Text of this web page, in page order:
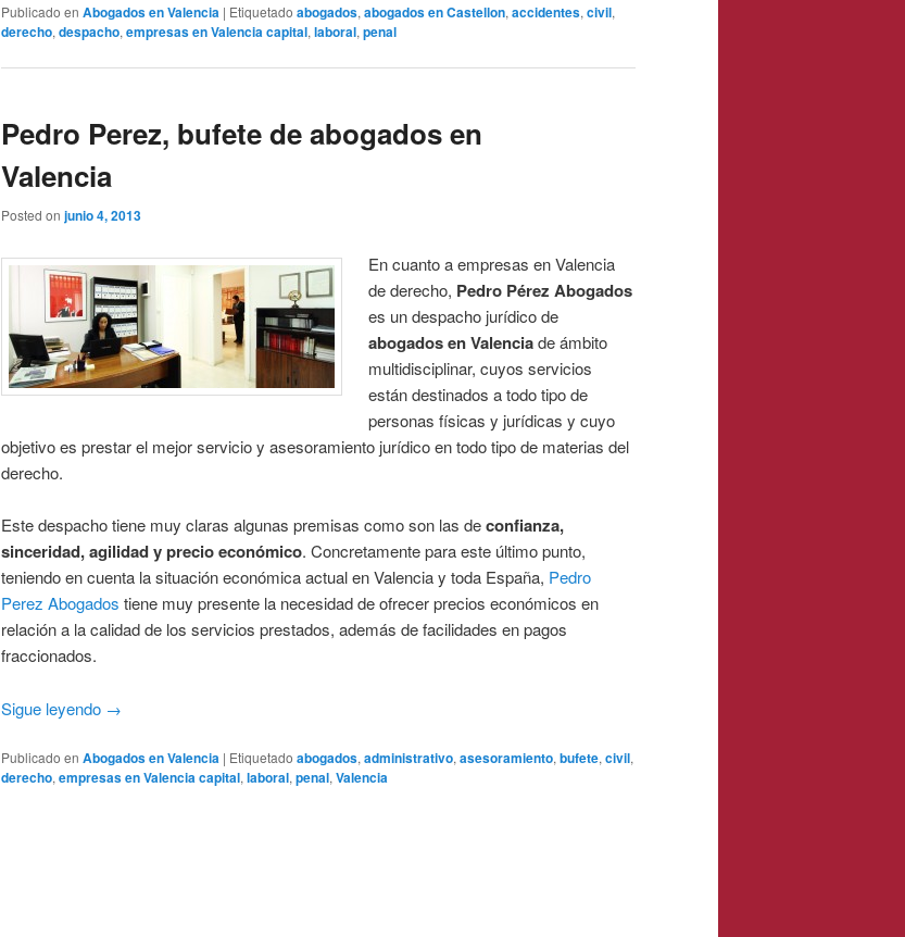
Publicado en Abogados en Valencia | Etiquetado abogados, abogados en Castellon, accidentes, civil,
derecho, despacho, empresas en Valencia capital, laboral, penal
Pedro Perez, bufete de abogados en
Valencia
Posted on junio 4, 2013
En cuanto a empresas en Valencia
de derecho, Pedro Pérez Abogados
es un despacho jurídico de
abogados en Valenciade ámbito
multidisciplinar, cuyos servicios
están destinados a todo tipo de
personas físicas y jurídicas y cuyo
objetivo es prestar el mejor servicio y asesoramiento jurídico en todo tipo de materias del
derecho.
Este despacho tiene muy claras algunas premisas como son las deconfianza,
sinceridad, agilidad y precio económico. Concretamente para este último punto,
teniendo en cuenta la situación económica actual en Valencia y toda España, Pedro
Perez Abogados tiene muy presente la necesidad de ofrecer precios económicos en
relación a la calidad de los servicios prestados, además de facilidades en pagos
fraccionados.
Sigue leyendo →
Publicado en Abogados en Valencia | Etiquetado abogados, administrativo, asesoramiento, bufete, civil,
derecho, empresas en Valencia capital, laboral, penal, Valencia